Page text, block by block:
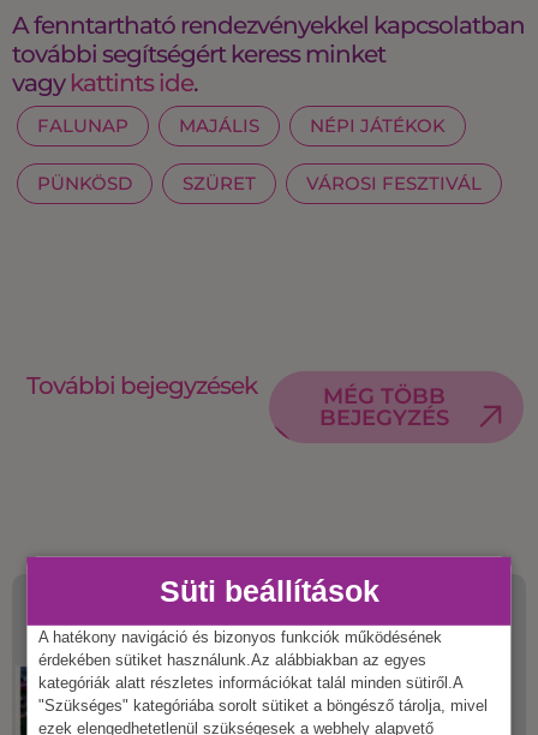
A fenntartható rendezvényekkel kapcsolatban
további segítségért keress minket
vagy kattints ide.
FALUNAP MAJÁLIS NÉPI JÁTÉKOK
PÜNKÖSD SZÜRET VÁROSI FESZTIVÁL
További bejegyzések
MÉG TÖBB
BEJEGYZÉS
Süti beállítások
A hatékony navigáció és bizonyos funkciók működésének
érdekében sütiket használunk.Az alábbiakban az egyes
kategóriák alatt részletes információkat talál minden sütiről.A
"Szükséges" kategóriába sorolt sütiket a böngésző tárolja, mivel
ezek elengedhetetlenül szükségesek a webhely alapvető